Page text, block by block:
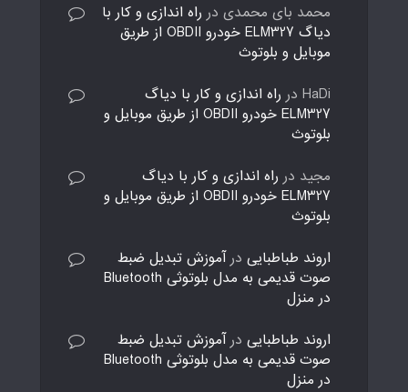
محمد بای محمدی در راه اندازی و کار با
دیاگ ELM327 خودرو OBDII از طریق
موبایل و بلوتوث
HaDi در راه اندازی و کار با دیاگ
ELM327 خودرو OBDII از طریق موبایل و
بلوتوث
مجید در راه اندازی و کار با دیاگ
ELM327 خودرو OBDII از طریق موبایل و
بلوتوث
اروند طباطبایی درآموزش تبدیل ضبط
صوت قدیمی به مدل بلوتوثی Bluetooth
در منزل
اروند طباطبایی درآموزش تبدیل ضبط
صوت قدیمی به مدل بلوتوثی Bluetooth
در منزل